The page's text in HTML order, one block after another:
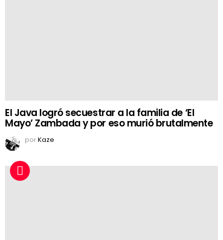
El Java logró secuestrar a la familia de ‘El
Mayo’ Zambada y por eso murió brutalmente
porKaze